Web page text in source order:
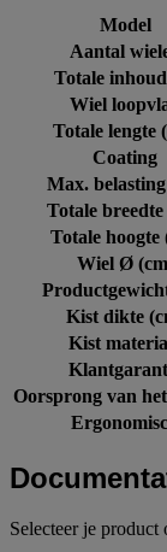
Model
Aantal
Totale
Wiel
Totale lengte
Coating
Max.
Totale breedte
Totale hoogte
Wiel Ø
Kist dikte
Kist
Oorsprong van
Selecteer je product